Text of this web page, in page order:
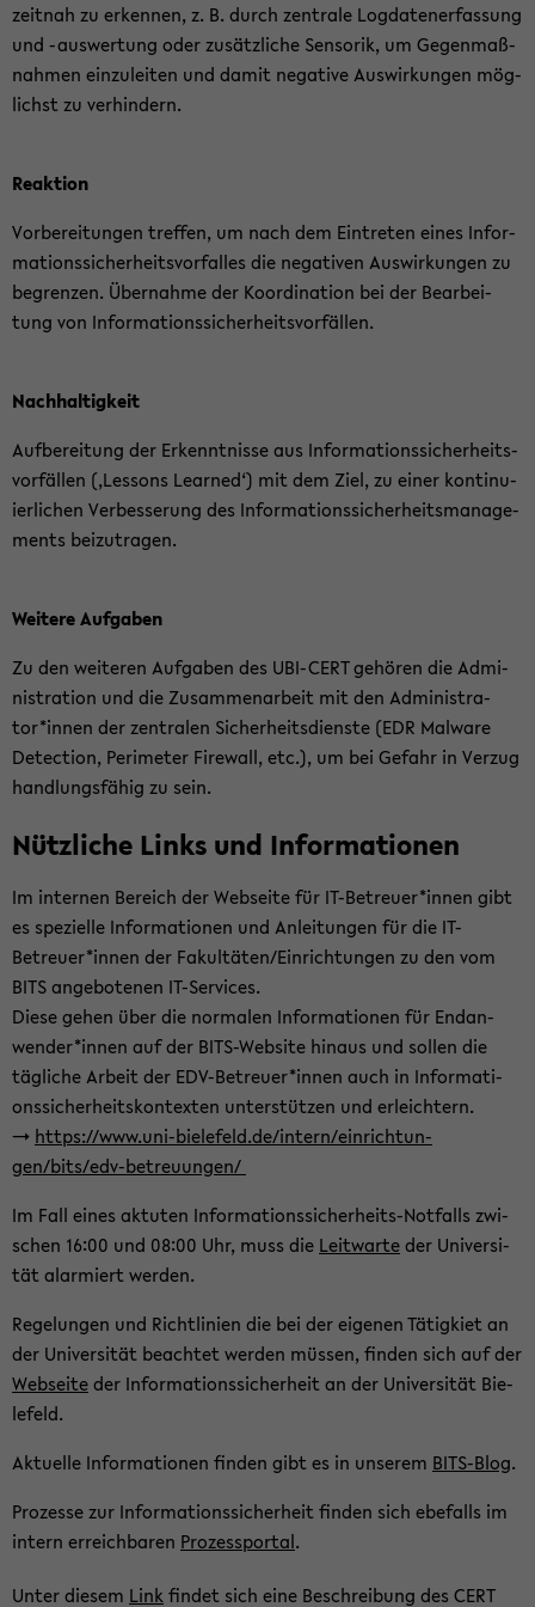
zeit­nah zu er­ken­nen, z. B. durch zen­tra­le Log­da­ten­er­fas­sung
und -​auswertung oder zu­sätz­li­che Sen­so­rik, um Ge­gen­maß­
nah­men ein­zu­lei­ten und damit ne­ga­ti­ve Aus­wir­kun­gen mög­
lichst zu ver­hin­dern.
Re­ak­ti­on
Vor­be­rei­tun­gen tref­fen, um nach dem Ein­tre­ten eines In­for­
ma­ti­ons­si­cher­heits­vor­fal­les die ne­ga­ti­ven Aus­wir­kun­gen zu
be­gren­zen. Über­nah­me der Ko­or­di­na­ti­on bei der Be­ar­bei­
tung von In­for­ma­ti­ons­si­cher­heits­vor­fäl­len.
Nach­hal­tig­keit
Auf­be­rei­tung der Er­kennt­nis­se aus In­for­ma­ti­ons­si­cher­heits­
vor­fäl­len (‚Les­sons Lear­ned‘) mit dem Ziel, zu einer kon­ti­nu­
ier­li­chen Ver­bes­se­rung des In­for­ma­ti­ons­si­cher­heits­ma­nage­
ments bei­zu­tra­gen.
Wei­te­re Auf­ga­ben
Zu den wei­te­ren Auf­ga­ben des UBI-​CERT ge­hö­ren die Ad­mi­
nis­tra­ti­on und die Zu­sam­men­ar­beit mit den Ad­mi­nis­tra­
tor*innen der zen­tra­len Si­cher­heits­diens­te (EDR Mal­wa­re
De­tec­tion, Pe­ri­me­ter Fire­wall, etc.), um bei Ge­fahr in Ver­zug
hand­lungs­fä­hig zu sein.
Nütz­li­che Links und In­for­ma­tio­nen
Im in­ter­nen Be­reich der Web­sei­te für IT-​Betreuer*innen gibt
es spe­zi­el­le In­for­ma­tio­nen und An­lei­tun­gen für die IT-​
Betreuer*innen der Fa­kul­tä­ten/Ein­rich­tun­gen zu den vom
BITS an­ge­bo­te­nen IT-​Services.
Diese gehen über die nor­ma­len In­for­ma­tio­nen für End­an­
wen­der*innen auf der BITS-​Website hin­aus und sol­len die
täg­li­che Ar­beit der EDV-​Betreuer*innen auch in In­for­ma­ti­
ons­si­cher­heits­kon­tex­ten un­ter­stüt­zen und er­leich­tern.
-> https://www.uni-​bielefeld.de/in­tern/ein­rich­tun­
gen/bits/edv-​betreuungen/
Im Fall eines ak­tu­ten Informationssicherheits-​Notfalls zwi­
schen 16:00 und 08:00 Uhr, muss die Leit­war­teder Uni­ver­si­
tät alar­miert wer­den.
Re­ge­lun­gen und Richt­li­ni­en die bei der ei­ge­nen Tä­tig­kiet an
der Uni­ver­si­tät be­ach­tet wer­den müs­sen, fin­den sich auf der
Web­sei­teder In­for­ma­ti­ons­si­cher­heit an der Uni­ver­si­tät Bie­
le­feld.
Ak­tu­el­le In­for­ma­tio­nen fin­den gibt es in un­se­rem BITS-​Blog.
Pro­zes­se zur In­for­ma­ti­ons­si­cher­heit fin­den sich ebe­falls im
in­tern er­reich­ba­ren Pro­zesspor­tal.
Unter die­sem Linkfin­det sich eine Be­schrei­bung des CERT